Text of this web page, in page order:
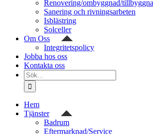
Renovering/ombyggnad/
Sanering och rivningsarbeten
Isblästring
Solceller
Om Oss
Integritetspolicy
Jobba hos oss
Kontakta oss
Sök
efter:
Hem
Tjänster
Badrum
Eftermarknad/Service